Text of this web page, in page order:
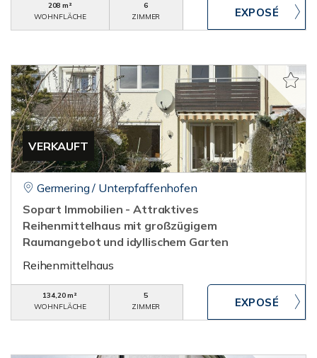
208 m²
WOHNFLÄCHE
6
ZIMMER
VERKAUFT
Germering / Unterpfaffenhofen
Sopart Immobilien - Attraktives
Reihenmittelhaus mit großzügigem
Raumangebot und idyllischem Garten
Reihenmittelhaus
134,20 m²
WOHNFLÄCHE
5
ZIMMER